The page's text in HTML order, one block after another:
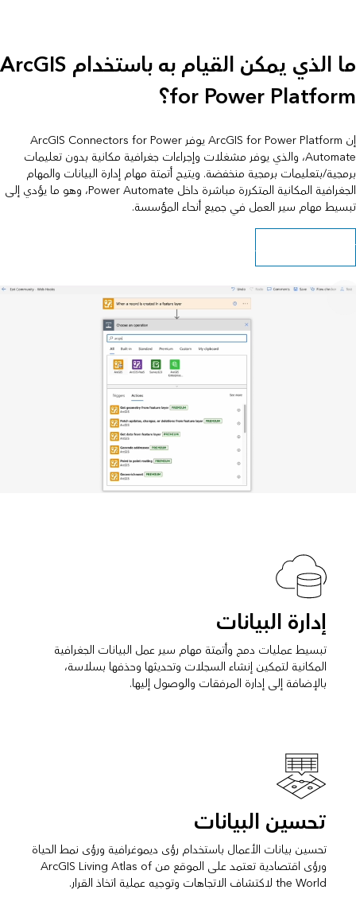
ما الذي يمكن القيام به باستخدام ArcGIS
for Power Platform؟
إن ArcGIS for Power Platform يوفر ArcGIS Connectors for Power
Automate، والذي يوفر مشغلات وإجراءات جغرافية مكانية بدون تعليمات
برمجية/بتعليمات برمجية منخفضة. ويتيح أتمتة مهام إدارة البيانات والمهام
الجغرافية المكانية المتكررة مباشرة داخل Power Automate، وهو ما يؤدي إلى
تبسيط مهام سير العمل في جميع أنحاء المؤسسة.
تعرف على كيفية البدء
إدارة البيانات
تبسيط عمليات دمج وأتمتة مهام سير عمل البيانات الجغرافية
المكانية لتمكين إنشاء السجلات وتحديثها وحذفها بسلاسة،
بالإضافة إلى إدارة المرفقات والوصول إليها.
تحسين البيانات
تحسين بيانات الأعمال باستخدام رؤى ديموغرافية ورؤى نمط الحياة
ورؤى اقتصادية تعتمد على الموقع من ArcGIS Living Atlas of
the World لاكتشاف الاتجاهات وتوجيه عملية اتخاذ القرار.